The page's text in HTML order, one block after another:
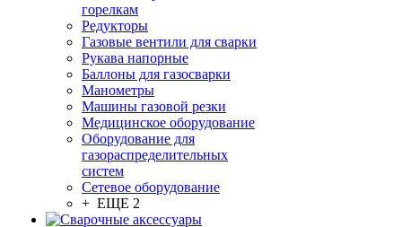
горелкам
Редукторы
Газовые вентили для сварки
Рукава напорные
Баллоны для газосварки
Манометры
Машины газовой резки
Медицинское оборудование
Оборудование для
газораспределительных
систем
Сетевое оборудование
+ ЕЩЕ 2